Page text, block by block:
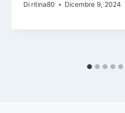
Di ritina80 Dicembre 9, 2024